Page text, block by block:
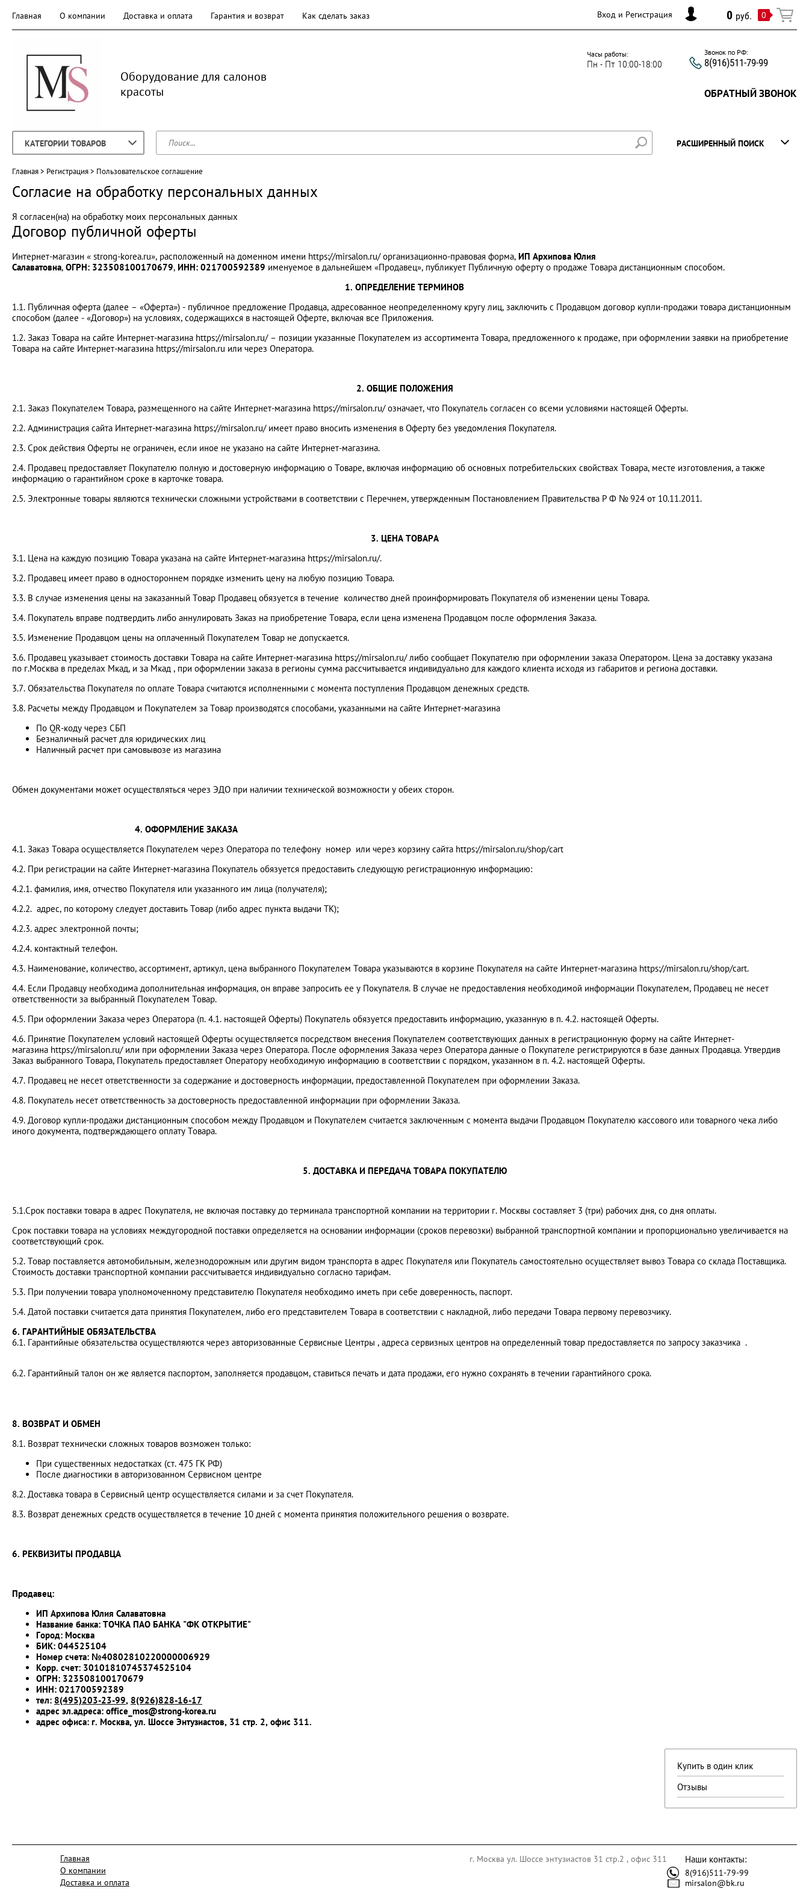
Главная О компании Доставка и оплата Гарантия и возврат Как сделать заказ Вход и Регистрация 0 руб. 0
Оборудование для салонов
красоты
Звонок по РФ:
8(916)511-79-99
ОБРАТНЫЙ ЗВОНОК
Часы работы:
Пн - Пт 10:00-18:00
КАТЕГОРИИ ТОВАРОВ РАСШИРЕННЫЙ ПОИСК
Главная > Регистрация > Пользовательское соглашение
Согласие на обработку персональных данных
Купить в один клик
Отзывы
Я согласен(на) на обработку моих персональных данных
Договор публичной оферты
Интернет-магазин « strong-korea.ru», расположенный на доменном имени https://mirsalon.ru/ организационно-правовая форма, ИП Архипова Юлия
Салаватовна, ОГРН: 323508100170679, ИНН: 021700592389 именуемое в дальнейшем «Продавец», публикует Публичную оферту о продаже Товара дистанционным способом.
1. ОПРЕДЕЛЕНИЕ ТЕРМИНОВ
1.1. Публичная оферта (далее – «Оферта») - публичное предложение Продавца, адресованное неопределенному кругу лиц, заключить с Продавцом договор купли-продажи товара дистанционным
способом (далее - «Договор») на условиях, содержащихся в настоящей Оферте, включая все Приложения.
1.2. Заказ Товара на сайте Интернет-магазина https://mirsalon.ru/ – позиции указанные Покупателем из ассортимента Товара, предложенного к продаже, при оформлении заявки на приобретение
Товара на сайте Интернет-магазина https://mirsalon.ru или через Оператора.
2. ОБЩИЕ ПОЛОЖЕНИЯ
2.1. Заказ Покупателем Товара, размещенного на сайте Интернет-магазина https://mirsalon.ru/ означает, что Покупатель согласен со всеми условиями настоящей Оферты.
2.2. Администрация сайта Интернет-магазина https://mirsalon.ru/ имеет право вносить изменения в Оферту без уведомления Покупателя.
2.3. Срок действия Оферты не ограничен, если иное не указано на сайте Интернет-магазина.
2.4. Продавец предоставляет Покупателю полную и достоверную информацию о Товаре, включая информацию об основных потребительских свойствах Товара, месте изготовления, а также
информацию о гарантийном сроке в карточке товара.
2.5. Электронные товары являются технически сложными устройствами в соответствии с Перечнем, утвержденным Постановлением Правительства Р Ф № 924 от 10.11.2011.
3. ЦЕНА ТОВАРА
3.1. Цена на каждую позицию Товара указана на сайте Интернет-магазина https://mirsalon.ru/.
3.2. Продавец имеет право в одностороннем порядке изменить цену на любую позицию Товара.
3.3. В случае изменения цены на заказанный Товар Продавец обязуется в течение количество дней проинформировать Покупателя об изменении цены Товара.
3.4. Покупатель вправе подтвердить либо аннулировать Заказ на приобретение Товара, если цена изменена Продавцом после оформления Заказа.
3.5. Изменение Продавцом цены на оплаченный Покупателем Товар не допускается.
3.6. Продавец указывает стоимость доставки Товара на сайте Интернет-магазина https://mirsalon.ru/ либо сообщает Покупателю при оформлении заказа Оператором. Цена за доставку указана
по г.Москва в пределах Мкад, и за Мкад , при оформлении заказа в регионы сумма рассчитывается индивидуально для каждого клиента исходя из габаритов и региона доставки.
3.7. Обязательства Покупателя по оплате Товара считаются исполненными с момента поступления Продавцом денежных средств.
3.8. Расчеты между Продавцом и Покупателем за Товар производятся способами, указанными на сайте Интернет-магазина
По QR-коду через СБП
Безналичный расчет для юридических лиц
Наличный расчет при самовывозе из магазина
Обмен документами может осуществляться через ЭДО при наличии технической возможности у обеих сторон.
4. ОФОРМЛЕНИЕ ЗАКАЗА
4.1. Заказ Товара осуществляется Покупателем через Оператора по телефону номер или через корзину сайта https://mirsalon.ru/shop/cart
4.2. При регистрации на сайте Интернет-магазина Покупатель обязуется предоставить следующую регистрационную информацию:
4.2.1. фамилия, имя, отчество Покупателя или указанного им лица (получателя);
4.2.2. адрес, по которому следует доставить Товар (либо адрес пункта выдачи ТК);
4.2.3. адрес электронной почты;
4.2.4. контактный телефон.
4.3. Наименование, количество, ассортимент, артикул, цена выбранного Покупателем Товара указываются в корзине Покупателя на сайте Интернет-магазина https://mirsalon.ru/shop/cart.
4.4. Если Продавцу необходима дополнительная информация, он вправе запросить ее у Покупателя. В случае не предоставления необходимой информации Покупателем, Продавец не несет
ответственности за выбранный Покупателем Товар.
4.5. При оформлении Заказа через Оператора (п. 4.1. настоящей Оферты) Покупатель обязуется предоставить информацию, указанную в п. 4.2. настоящей Оферты.
4.6. Принятие Покупателем условий настоящей Оферты осуществляется посредством внесения Покупателем соответствующих данных в регистрационную форму на сайте Интернет-
магазина https://mirsalon.ru/ или при оформлении Заказа через Оператора. После оформления Заказа через Оператора данные о Покупателе регистрируются в базе данных Продавца. Утвердив
Заказ выбранного Товара, Покупатель предоставляет Оператору необходимую информацию в соответствии с порядком, указанном в п. 4.2. настоящей Оферты.
4.7. Продавец не несет ответственности за содержание и достоверность информации, предоставленной Покупателем при оформлении Заказа.
4.8. Покупатель несет ответственность за достоверность предоставленной информации при оформлении Заказа.
4.9. Договор купли-продажи дистанционным способом между Продавцом и Покупателем считается заключенным с момента выдачи Продавцом Покупателю кассового или товарного чека либо
иного документа, подтверждающего оплату Товара.
5. ДОСТАВКА И ПЕРЕДАЧА ТОВАРА ПОКУПАТЕЛЮ
5.1.Срок поставки товара в адрес Покупателя, не включая поставку до терминала транспортной компании на территории г. Москвы составляет 3 (три) рабочих дня, со дня оплаты.
Срок поставки товара на условиях междугородной поставки определяется на основании информации (сроков перевозки) выбранной транспортной компании и пропорционально увеличивается на
соответствующий срок.
5.2. Товар поставляется автомобильным, железнодорожным или другим видом транспорта в адрес Покупателя или Покупатель самостоятельно осуществляет вывоз Товара со склада Поставщика.
Стоимость доставки транспортной компании рассчитывается индивидуально согласно тарифам.
5.3. При получении товара уполномоченному представителю Покупателя необходимо иметь при себе доверенность, паспорт.
5.4. Датой поставки считается дата принятия Покупателем, либо его представителем Товара в соответствии с накладной, либо передачи Товара первому перевозчику.
6. ГАРАНТИЙНЫЕ ОБЯЗАТЕЛЬСТВА
6.1. Гарантийные обязательства осуществляются через авторизованные Сервисные Центры , адреса сервизных центров на определенный товар предоставляется по запросу заказчика .
6.2. Гарантийный талон он же является паспортом, заполняется продавцом, ставиться печать и дата продажи, его нужно сохранять в течении гарантийного срока.
8. ВОЗВРАТ И ОБМЕН
8.1. Возврат технически сложных товаров возможен только:
При существенных недостатках (ст. 475 ГК РФ)
После диагностики в авторизованном Сервисном центре
8.2. Доставка товара в Сервисный центр осуществляется силами и за счет Покупателя.
8.3. Возврат денежных средств осуществляется в течение 10 дней с момента принятия положительного решения о возврате.
6. РЕКВИЗИТЫ ПРОДАВЦА
Продавец:
ИП Архипова Юлия Салаватовна
Название банка: ТОЧКА ПАО БАНКА "ФК ОТКРЫТИЕ"
Город: Москва
БИК: 044525104
Номер счета: №40802810220000006929
Корр. счет: 30101810745374525104
ОГРН: 323508100170679
ИНН: 021700592389
тел: 8(495)203-23-99, 8(926)828-16-17
адрес эл.адреса: office_mos@strong-korea.ru
адрес офиса: г. Москва, ул. Шоссе Энтузиастов, 31 стр. 2, офис 311.
Главная
О компании
Доставка и оплата
г. Москва ул. Шоссе энтузиастов 31 стр.2 , офис 311 Наши контакты:
8(916)511-79-99
mirsalon@bk.ru